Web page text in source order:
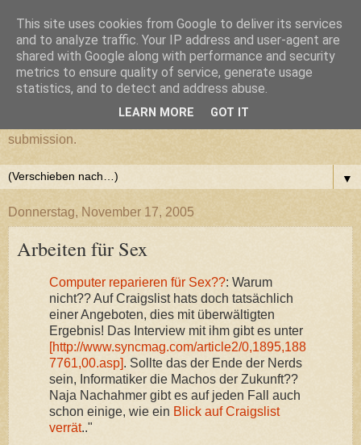
cultural submission
Ein Grazer Samurai befreit sich von seiner kulturellen
submission.
▼
Donnerstag, November 17, 2005
Arbeiten für Sex
Computer reparieren für Sex??: Warum
nicht?? Auf Craigslist hats doch tatsächlich
einer Angeboten, dies mit überwältigten
Ergebnis! Das Interview mit ihm gibt es unter
[http://www.syncmag.com/article2/0,1895,188
7761,00.asp]. Sollte das der Ende der Nerds
sein, Informatiker die Machos der Zukunft??
Naja Nachahmer gibt es auf jeden Fall auch
schon einige, wie ein Blick auf Craigslist
verrät.."
This site uses cookies from Google to deliver its services
and to analyze traffic. Your IP address and user-agent are
shared with Google along with performance and security
metrics to ensure quality of service, generate usage
statistics, and to detect and address abuse.
LEARN MORE GOT IT